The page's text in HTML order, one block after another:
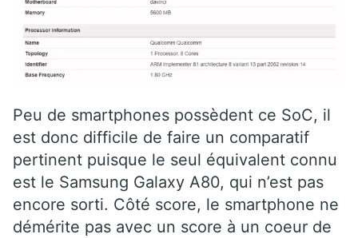
Peu de smartphones possèdent ce SoC, il
est donc difficile de faire un comparatif
pertinent puisque le seul équivalent connu
est le Samsung Galaxy A80, qui n’est pas
encore sorti. Côté score, le smartphone ne
démérite pas avec un score à un coeur de